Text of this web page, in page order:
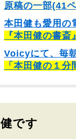
原稿の一部(41
本田健も愛用の
『本田健の書
Voicyにて、毎
「本田健の１分
です